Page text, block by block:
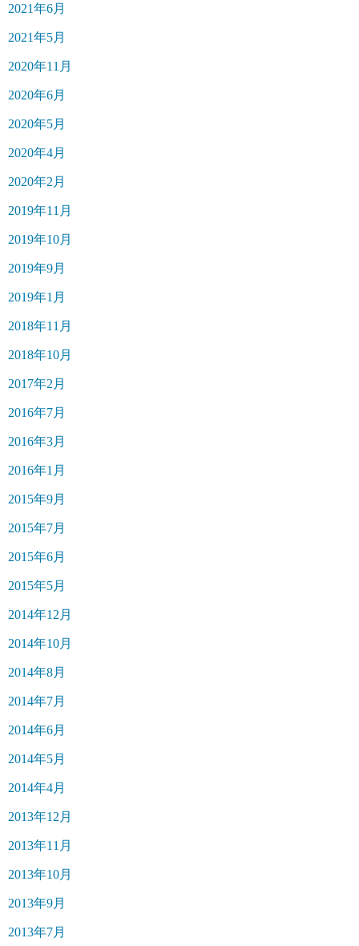
2021年6月
2021年5月
2020年11月
2020年6月
2020年5月
2020年4月
2020年2月
2019年11月
2019年10月
2019年9月
2019年1月
2018年11月
2018年10月
2017年2月
2016年7月
2016年3月
2016年1月
2015年9月
2015年7月
2015年6月
2015年5月
2014年12月
2014年10月
2014年8月
2014年7月
2014年6月
2014年5月
2014年4月
2013年12月
2013年11月
2013年10月
2013年9月
2013年7月